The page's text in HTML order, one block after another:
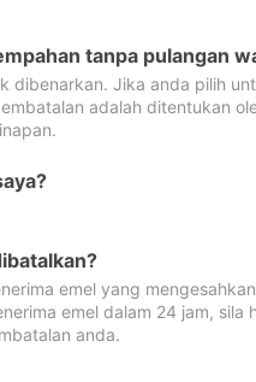
tanpa pulangan
dibenarkan. Jika anda pilih
adalah ditentukan
emel yang
emel dalam 24 jam, sila
anda.